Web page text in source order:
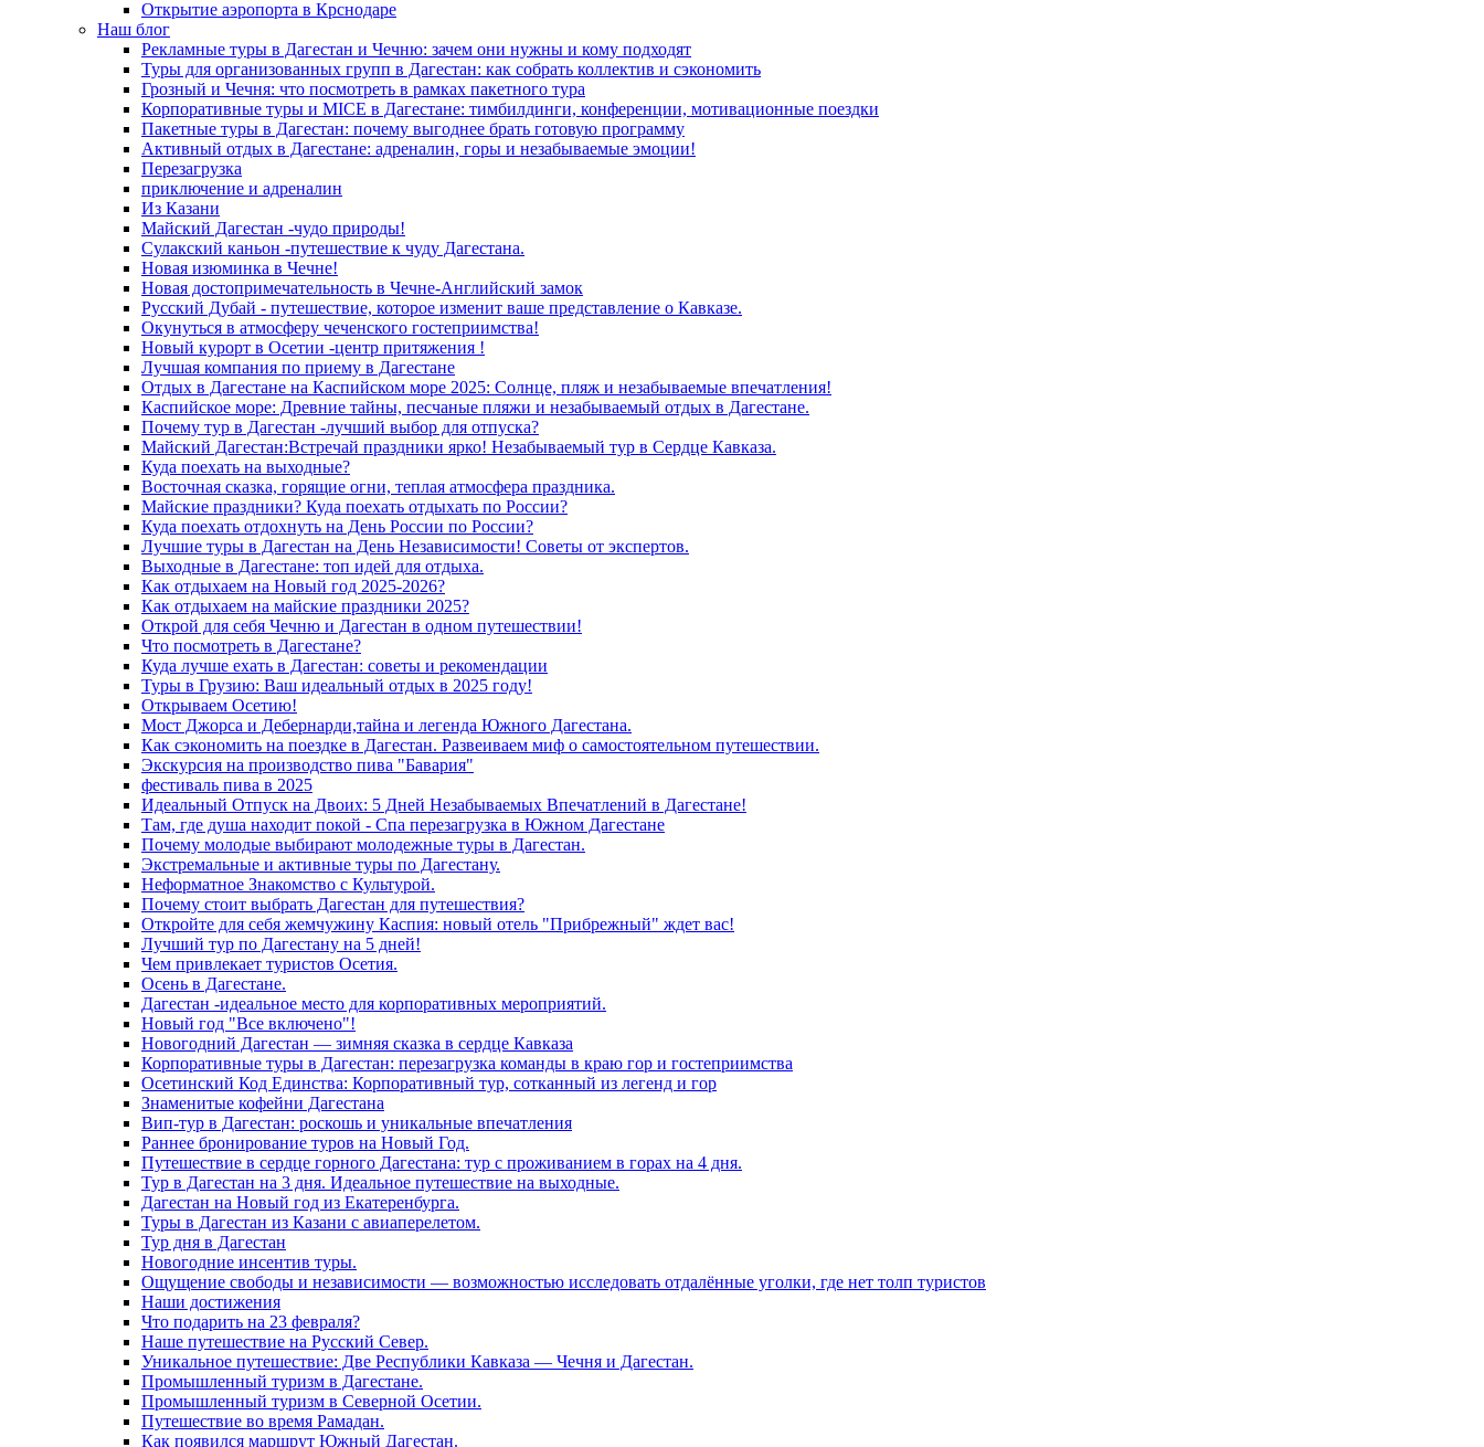
Открытие аэропорта в Крснодаре
Наш блог
Рекламные туры в Дагестан и Чечню: зачем они нужны и кому подходят
Туры для организованных групп в Дагестан: как собрать коллектив и сэкономить
Грозный и Чечня: что посмотреть в рамках пакетного тура
Корпоративные туры и MICE в Дагестане: тимбилдинги, конференции, мотивационные поездки
Пакетные туры в Дагестан: почему выгоднее брать готовую программу
Активный отдых в Дагестане: адреналин, горы и незабываемые эмоции!
Перезагрузка
приключение и адреналин
Из Казани
Майский Дагестан -чудо природы!
Сулакский каньон -путешествие к чуду Дагестана.
Новая изюминка в Чечне!
Новая достопримечательность в Чечне-Английский замок
Русский Дубай - путешествие, которое изменит ваше представление о Кавказе.
Окунуться в атмосферу чеченского гостеприимства!
Новый курорт в Осетии -центр притяжения !
Лучшая компания по приему в Дагестане
Отдых в Дагестане на Каспийском море 2025: Солнце, пляж и незабываемые впечатления!
Каспийское море: Древние тайны, песчаные пляжи и незабываемый отдых в Дагестане.
Почему тур в Дагестан -лучший выбор для отпуска?
Майский Дагестан:Встречай праздники ярко! Незабываемый тур в Сердце Кавказа.
Куда поехать на выходные?
Восточная сказка, горящие огни, теплая атмосфера праздника.
Майские праздники? Куда поехать отдыхать по России?
Куда поехать отдохнуть на День России по России?
Лучшие туры в Дагестан на День Независимости! Советы от экспертов.
Выходные в Дагестане: топ идей для отдыха.
Как отдыхаем на Новый год 2025-2026?
Как отдыхаем на майские праздники 2025?
Открой для себя Чечню и Дагестан в одном путешествии!
Что посмотреть в Дагестане?
Куда лучше ехать в Дагестан: советы и рекомендации
Туры в Грузию: Ваш идеальный отдых в 2025 году!
Открываем Осетию!
Мост Джорса и Дебернарди,тайна и легенда Южного Дагестана.
Как сэкономить на поездке в Дагестан. Развеиваем миф о самостоятельном путешествии.
Экскурсия на производство пива "Бавария"
фестиваль пива в 2025
Идеальный Отпуск на Двоих: 5 Дней Незабываемых Впечатлений в Дагестане!
Там, где душа находит покой - Спа перезагрузка в Южном Дагестане
Почему молодые выбирают молодежные туры в Дагестан.
Экстремальные и активные туры по Дагестану.
Неформатное Знакомство с Культурой.
Почему стоит выбрать Дагестан для путешествия?
Откройте для себя жемчужину Каспия: новый отель "Прибрежный" ждет вас!
Лучший тур по Дагестану на 5 дней!
Чем привлекает туристов Осетия.
Осень в Дагестане.
Дагестан -идеальное место для корпоративных мероприятий.
Новый год "Все включено"!
Новогодний Дагестан — зимняя сказка в сердце Кавказа
Корпоративные туры в Дагестан: перезагрузка команды в краю гор и гостеприимства
Осетинский Код Единства: Корпоративный тур, сотканный из легенд и гор
Знаменитые кофейни Дагестана
Вип-тур в Дагестан: роскошь и уникальные впечатления
Раннее бронирование туров на Новый Год.
Путешествие в сердце горного Дагестана: тур с проживанием в горах на 4 дня.
Тур в Дагестан на 3 дня. Идеальное путешествие на выходные.
Дагестан на Новый год из Екатеренбурга.
Туры в Дагестан из Казани с авиаперелетом.
Тур дня в Дагестан
Новогодние инсентив туры.
Ощущение свободы и независимости — возможностью исследовать отдалённые уголки, где нет толп туристов
Наши достижения
Что подарить на 23 февраля?
Наше путешествие на Русский Север.
Уникальное путешествие: Две Республики Кавказа — Чечня и Дагестан.
Промышленный туризм в Дагестане.
Промышленный туризм в Северной Осетии.
Путешествие во время Рамадан.
Как появился маршрут Южный Дагестан.